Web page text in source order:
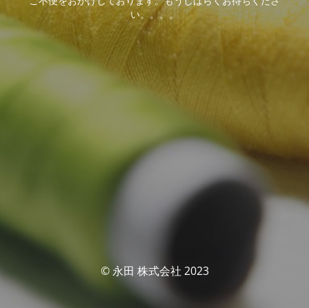
い。。。。
© 永田 株式会社 2023